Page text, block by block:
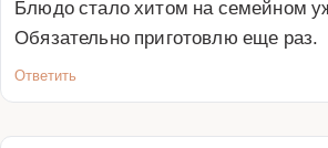
Блюдо стало хитом на семейном
Обязательно приготовлю еще раз.
Ответить